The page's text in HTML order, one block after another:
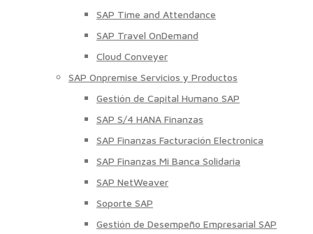
SAP Time and Attendance
SAP Travel OnDemand
Cloud Conveyer
SAP Onpremise Servicios y Productos
Gestión de Capital Humano SAP
SAP S/4 HANA Finanzas
SAP Finanzas Facturación Electronica
SAP Finanzas Mi Banca Solidaria
SAP NetWeaver
Soporte SAP
Gestión de Desempeño Empresarial SAP